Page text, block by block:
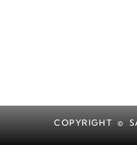
COPYRIGHT ©